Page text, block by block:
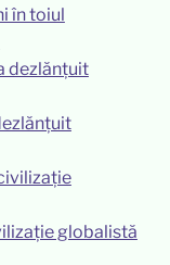
în toiul
globalistă